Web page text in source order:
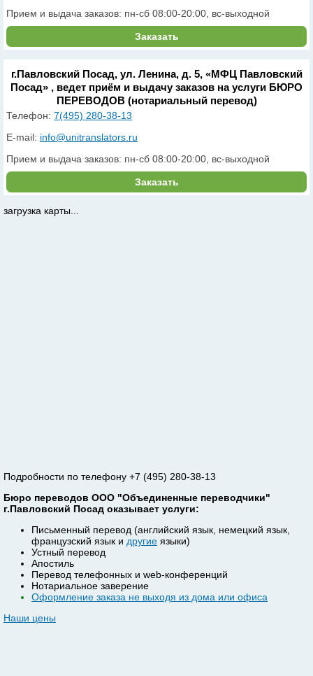
Прием и выдача заказов: пн-сб 08:00-20:00, вс-выходной
Заказать
г.Павловский Посад, ул. Ленина, д. 5, «МФЦ Павловский
Посад» , ведет приём и выдачу заказов на услуги БЮРО
ПЕРЕВОДОВ (нотариальный перевод)
Телефон:7(495) 280-38-13
E-mail: info@unitranslators.ru
Прием и выдача заказов: пн-сб 08:00-20:00, вс-выходной
Заказать
загрузка карты...
Подробности по телефону +7 (495) 280-38-13
Бюро переводов ООО "Объединенные переводчики"
г.Павловский Посад оказывает услуги:
Письменный перевод (английский язык, немецкий язык,
французский язык и другие языки)
Устный перевод
Апостиль
Перевод телефонных и web-конференций
Нотариальное заверение
Оформление заказа не выходя из дома или офиса
Наши цены